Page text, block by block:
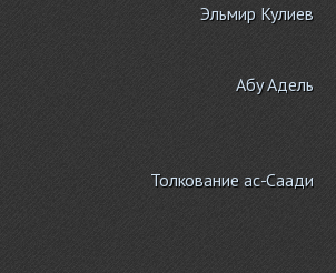
Эльмир Кулиев
Абу Адель
Толкование ас-Саади